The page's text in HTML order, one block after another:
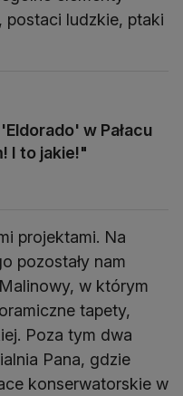
postaci ludzkie, ptaki
w Pałacu
I to jakie!"
projektami. Na
pozostały nam
w którym
tapety,
Poza tym dwa
Pana, gdzie
konserwatorskie w